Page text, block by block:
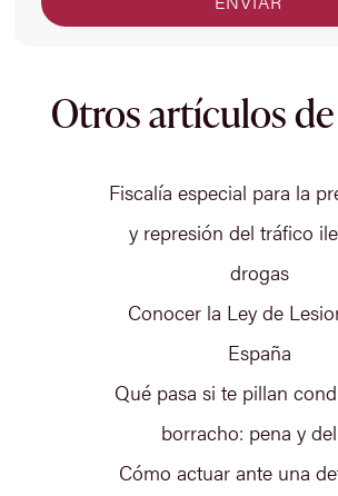
Otros artículos
Fiscalía especial para la
y represión del tráfico
drogas
Conocer la Ley de
España
Qué pasa si te pillan
borracho: pena y
Cómo actuar ante una